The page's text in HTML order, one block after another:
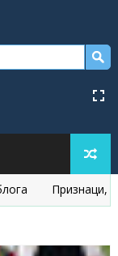
Признаци, че